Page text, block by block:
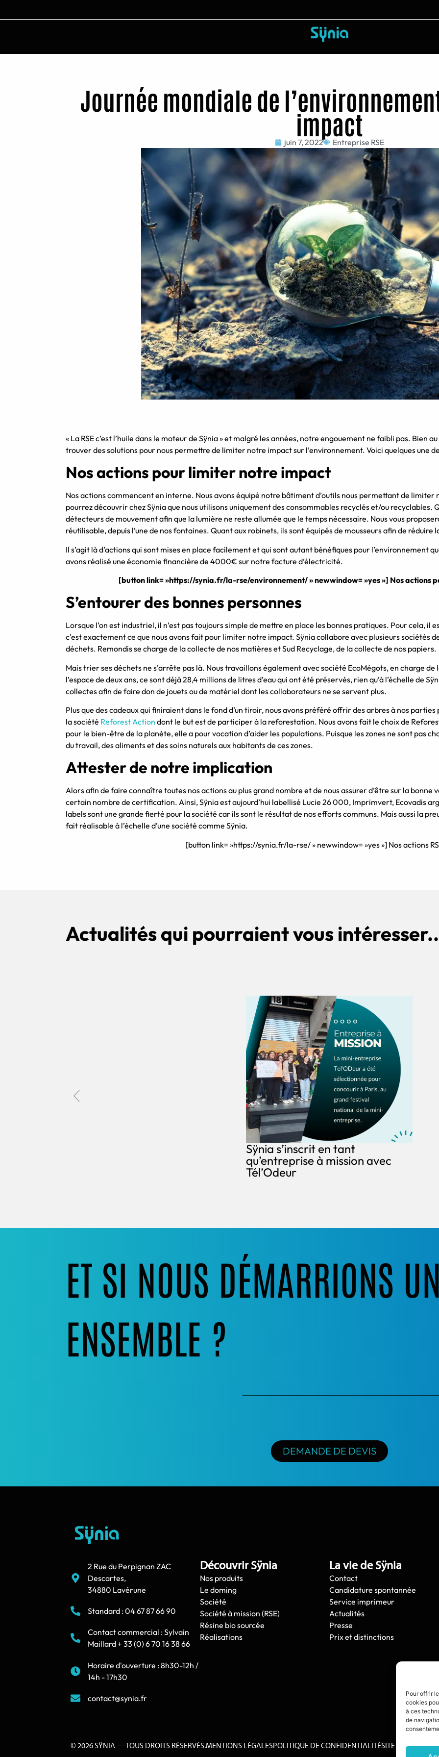
Pour offrir
cookies
à ces
de
Journée mondiale de
impact
juin 7, 2022 Entreprise RSE
« La RSE c’est l’huile dans le moteur de Sÿnia » et malgré les années, notre engouement ne faibli pas. Bien
trouver des solutions pour nous permettre de limiter notre impact sur l’environnement. Voici quelques une
Nos actions pour limiter notre impact
Nos actions commencent en interne. Nous avons équipé notre bâtiment d’outils nous permettant de
pourrez découvrir chez Sÿnia que nous utilisons uniquement des consommables recyclés et/ou recyclables.
détecteurs de mouvement afin que la lumière ne reste allumée que le temps nécessaire. Nous vous
réutilisable, depuis l’une de nos fontaines. Quant aux robinets, ils sont équipés de mousseurs afin de réduire
Il s’agit là d’actions qui sont mises en place facilement et qui sont autant bénéfiques pour l’environnement
avons réalisé une économie financière de 4000€ sur notre facture d’électricité.
[button link= »https://synia.fr/la-rse/environnement/ » newwindow= »yes »] Nos actions
S’entourer des bonnes personnes
Lorsque l’on est industriel, il n’est pas toujours simple de mettre en place les bonnes pratiques. Pour cela, il
c’est exactement ce que nous avons fait pour limiter notre impact. Sÿnia collabore avec plusieurs sociétés
déchets. Remondis se charge de la collecte de nos matières et Sud Recyclage, de la collecte de nos papiers.
Mais trier ses déchets ne s’arrête pas là. Nous travaillons également avec société EcoMégots, en charge
l’espace de deux ans, ce sont déjà 28,4 millions de litres d’eau qui ont été préservés, rien qu’à l’échelle de
collectes afin de faire don de jouets ou de matériel dont les collaborateurs ne se servent plus.
Plus que des cadeaux qui finiraient dans le fond d’un tiroir, nous avons préféré offrir des arbres à nos
la société Reforest Action dont le but est de participer à la reforestation. Nous avons fait le choix de
pour le bien-être de la planète, elle a pour vocation d’aider les populations. Puisque les zones ne sont pas
du travail, des aliments et des soins naturels aux habitants de ces zones.
Attester de notre implication
Alors afin de faire connaître toutes nos actions au plus grand nombre et de nous assurer d’être sur la bonne
certain nombre de certification. Ainsi, Sÿnia est aujourd’hui labellisé Lucie 26 000, Imprimvert, Ecovadis
labels sont une grande fierté pour la société car ils sont le résultat de nos efforts communs. Mais aussi la
fait réalisable à l’échelle d’une société comme Sÿnia.
[button link= »https://synia.fr/la-rse/ » newwindow= »yes »] Nos actions
Actualités qui pourraient vous
Sÿnia s’inscrit en tant
qu’entreprise à mission avec
Tél’Odeur
ET SI NOUS DÉMARRIONS
ENSEMBLE ?
DEMANDE DE DEVIS
2 Rue du Perpignan ZAC
Descartes,
34880 Lavérune
Standard : 04 67 87 66 90
Contact commercial : Sylvain
Maillard + 33 (0) 6 70 16 38 66
Horaire d'ouverture : 8h30-12h /
14h - 17h30
contact@synia.fr
Découvrir Sÿnia
Nos produits
Le doming
Société
Société à mission (RSE)
Résine bio sourcée
Réalisations
La vie de Sÿnia
Contact
Candidature spontannée
Service imprimeur
Actualités
Presse
Prix et distinctions
© 2026 SŸNIA — TOUS DROITS RÉSERVÉS.MENTIONS LÉGALESPOLITIQUE DE CONFIDENTIALITÉSITE CRÉÉ PAR :